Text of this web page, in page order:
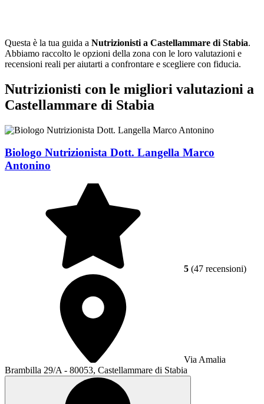
Questa è la tua guida a Nutrizionisti a Castellammare di Stabia.
Abbiamo raccolto le opzioni della zona con le loro valutazioni e
recensioni reali per aiutarti a confrontare e scegliere con fiducia.
Nutrizionisti con le migliori valutazioni a
Castellammare di Stabia
Biologo Nutrizionista Dott. Langella Marco
Antonino
5 (47 recensioni)
Via Amalia
Brambilla 29/A - 80053, Castellammare di Stabia